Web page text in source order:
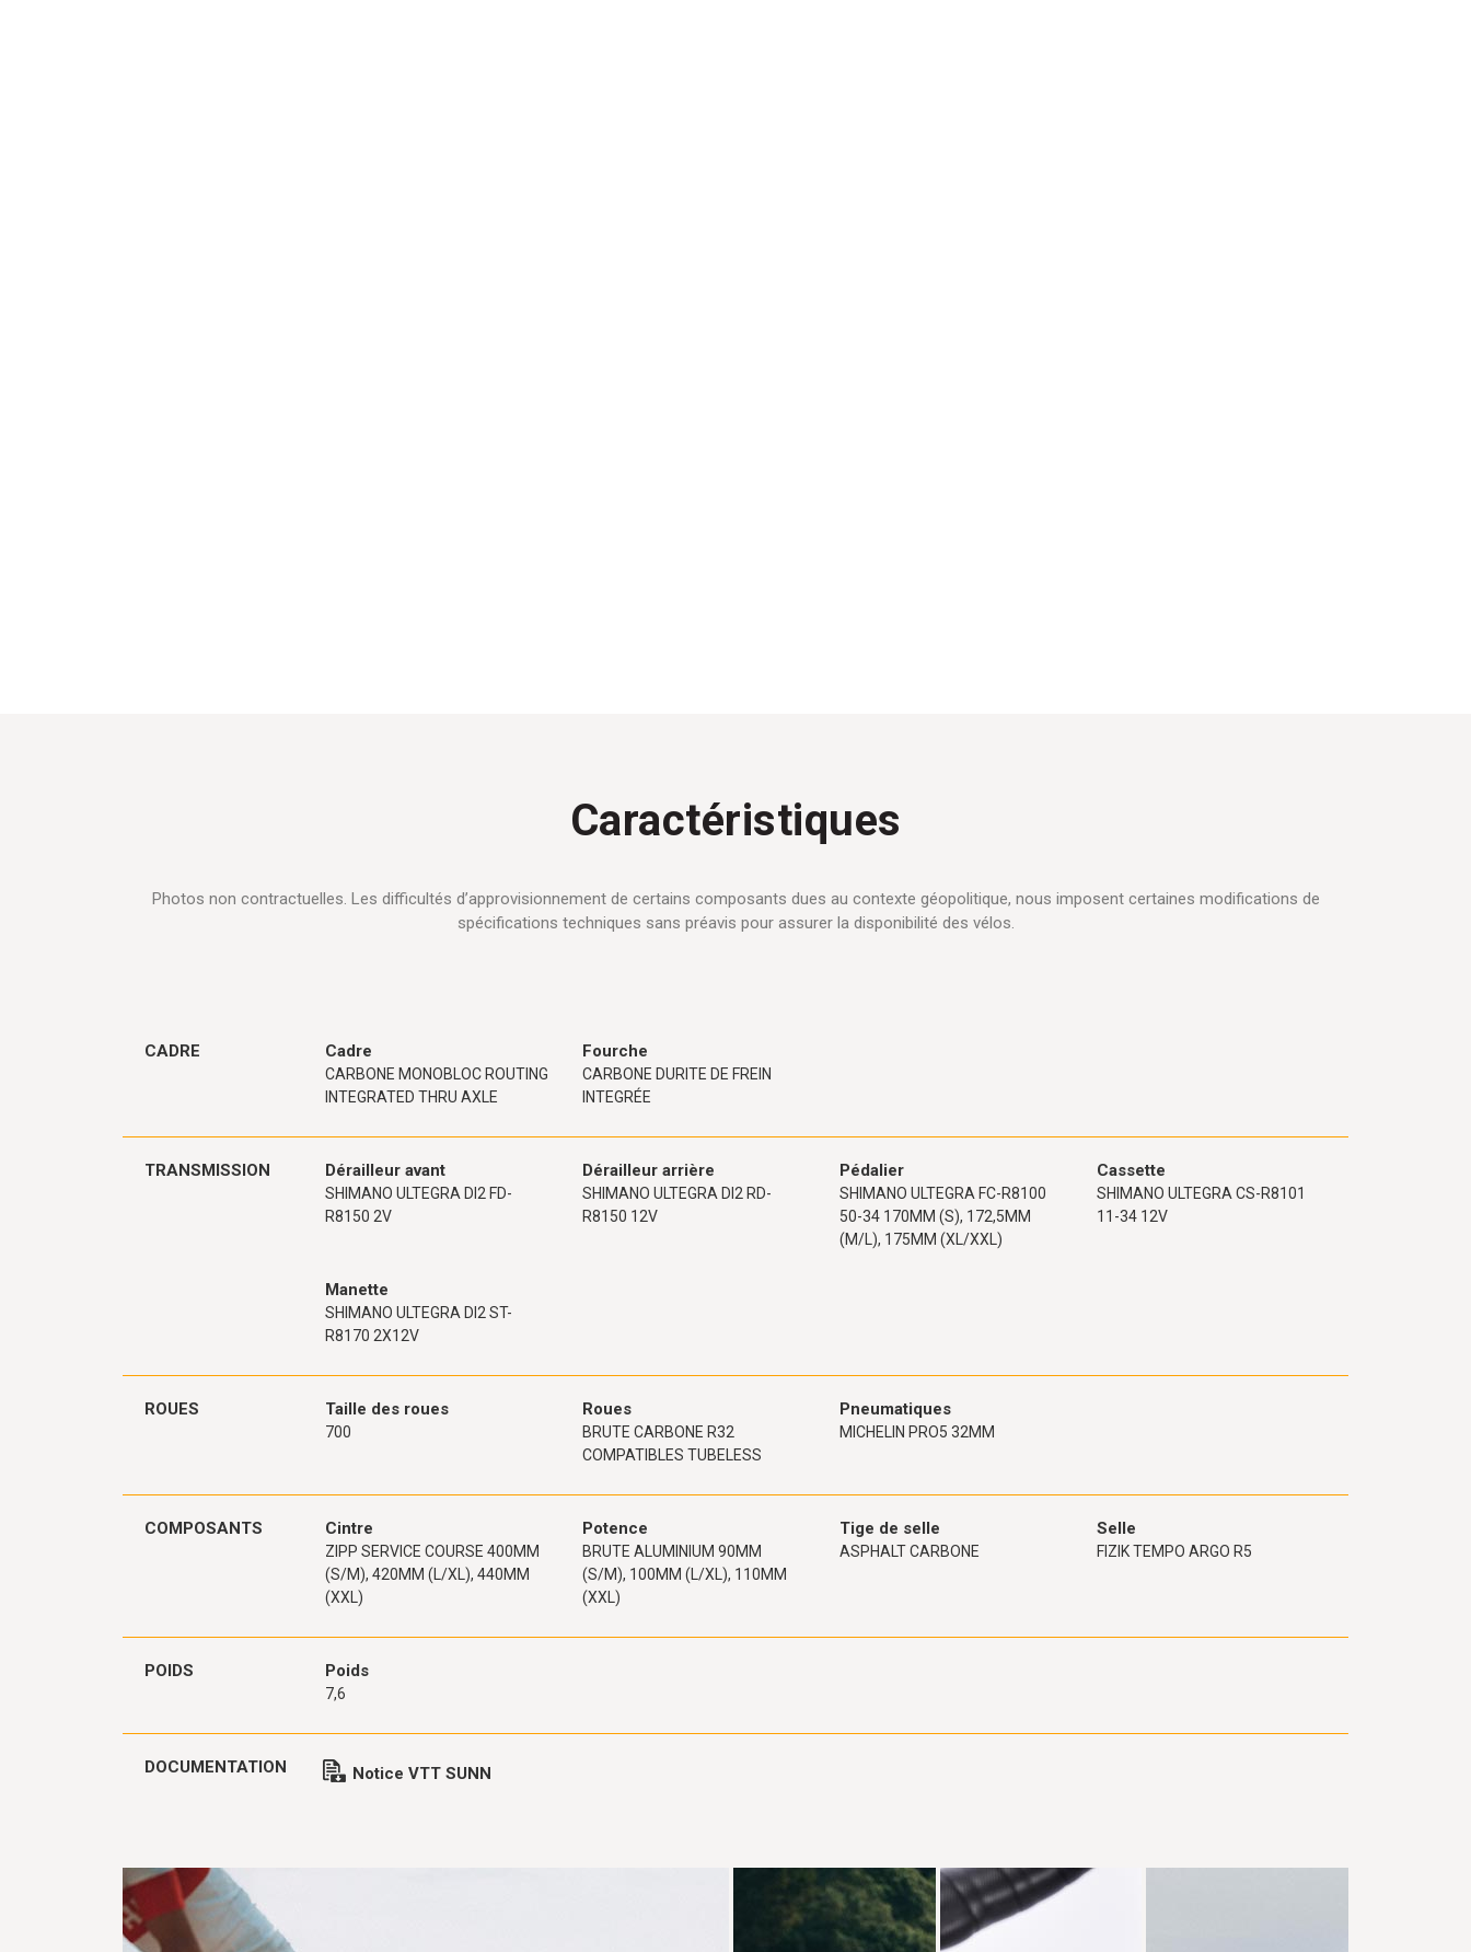
Caractéristiques
Photos non contractuelles. Les difficultés d’approvisionnement de certains composants dues au contexte géopolitique, nous imposent certaines modifications de
spécifications techniques sans préavis pour assurer la disponibilité des vélos.
CADRE Cadre
CARBONE MONOBLOC ROUTING
INTEGRATED THRU AXLE
Fourche
CARBONE DURITE DE FREIN
INTEGRÉE
TRANSMISSION Dérailleur avant
SHIMANO ULTEGRA DI2 FD-
R8150 2V
Dérailleur arrière
SHIMANO ULTEGRA DI2 RD-
R8150 12V
Pédalier
SHIMANO ULTEGRA FC-R8100
50-34 170MM (S), 172,5MM
(M/L), 175MM (XL/XXL)
Cassette
SHIMANO ULTEGRA CS-R8101
11-34 12V
Manette
SHIMANO ULTEGRA DI2 ST-
R8170 2X12V
ROUES Taille des roues
700
Roues
BRUTE CARBONE R32
COMPATIBLES TUBELESS
Pneumatiques
MICHELIN PRO5 32MM
COMPOSANTS Cintre
ZIPP SERVICE COURSE 400MM
(S/M), 420MM (L/XL), 440MM
(XXL)
Potence
BRUTE ALUMINIUM 90MM
(S/M), 100MM (L/XL), 110MM
(XXL)
Tige de selle
ASPHALT CARBONE
Selle
FIZIK TEMPO ARGO R5
POIDS Poids
7,6
DOCUMENTATION Notice VTT SUNN